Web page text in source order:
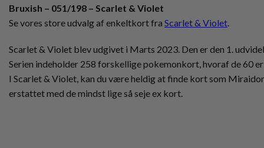
Bruxish – 051/198 – Scarlet & Violet
Se vores store udvalg af enkeltkort fra Scarlet & Violet
Scarlet & Violet blev udgivet i Marts 2023. Den er den 1.
Serien indeholder 258 forskellige pokemonkort, hvoraf de 60
I Scarlet & Violet, kan du være heldig at finde kort som
erstattet med de mindst lige så seje ex kort.